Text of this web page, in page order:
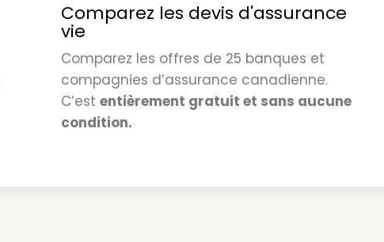
Comparez les devis d'assurance
vie
Comparez les offres de 25 banques et
compagnies d’assurance canadienne.
C’est entièrement gratuit et sans aucune
condition.